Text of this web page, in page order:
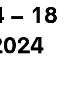
– 18